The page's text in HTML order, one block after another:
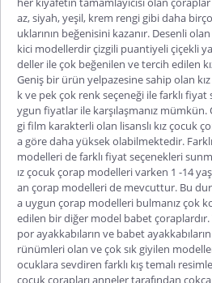
az, siyah, yeşil, krem rengi gibi daha
uklarının beğenisini kazanır. Desenli
kici modellerdir çizgili puantiyeli çiçekli
deller ile çok beğenilen ve tercih edilen
Geniş bir ürün yelpazesine sahip olan
k ve pek çok renk seçeneği ile farklı
ygun fiyatlar ile karşılaşmanız
gi film karakterli olan lisanslı kız çocuk
a göre daha yüksek olabilmektedir.
modelleri de farklı fiyat seçenekleri
ız çocuk çorap modelleri varken 1 -14
an çorap modelleri de mevcuttur. Bu
a uygun çorap modelleri bulmanız çok
edilen bir diğer model babet çoraplardır.
por ayakkabıların ve babet
rünümleri olan ve çok sık giyilen
ocuklara sevdiren farklı kış temalı
çocuk çorapları anneler tarafından